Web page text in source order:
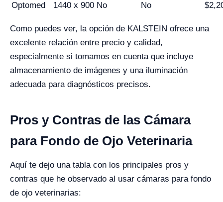
Optomed 1440 x 900 No No
Como puedes ver, la opción de KALSTEIN ofrece una
excelente relación entre precio y calidad,
especialmente si tomamos en cuenta que incluye
almacenamiento de imágenes y una iluminación
adecuada para diagnósticos precisos.
Pros y Contras de las Cámara
para Fondo de Ojo Veterinaria
Aquí te dejo una tabla con los principales pros y
contras que he observado al usar cámaras para fondo
de ojo veterinarias: